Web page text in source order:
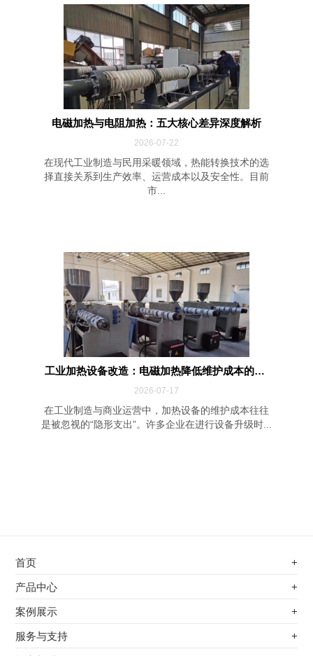
电磁加热与电阻加热：五大核心差异深度解析
2026-07-22
在现代工业制造与民用采暖领域，热能转换技术的选
择直接关系到生产效率、运营成本以及安全性。目前
市...
工业加热设备改造：电磁加热降低维护成本的四...
2026-07-17
在工业制造与商业运营中，加热设备的维护成本往往
是被忽视的“隐形支出”。许多企业在进行设备升级时...
首页 +
不锈钢专用电磁加热器
电磁蒸汽发生器
产品中心 +
不锈钢专用电磁加热器
电磁蒸汽发生器
案例展示 +
最新案例
服务与支持 +